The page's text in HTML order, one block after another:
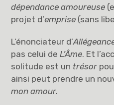
dépendance amoureuse
projet d’emprise (sans
L’énonciateur d’
pas celui deL’Âme. Et
solitude est un trésor
ainsi peut prendre un
mon amour.